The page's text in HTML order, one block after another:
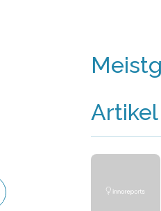
Artikel